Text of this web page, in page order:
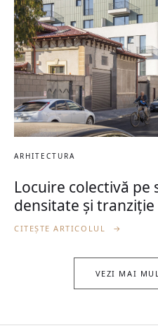
ARHITECTURA
Locuire colectivă pe
densitate și tranziție
CITEȘTE ARTICOLUL →
VEZI MAI